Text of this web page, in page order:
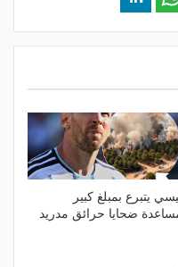
يتبرع بمبلغ كبير
ضحايا حرائق مدريد